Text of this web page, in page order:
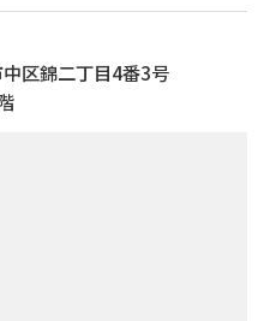
区錦二丁目4番3号